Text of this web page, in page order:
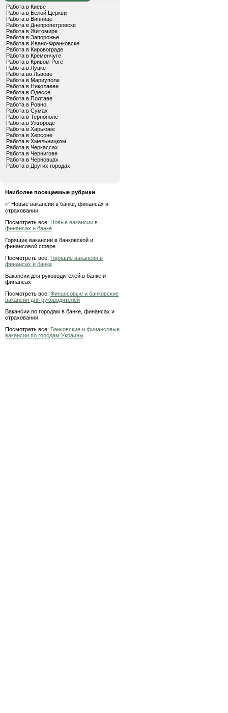
Работа в Киеве
Работа в Белой Церкви
Работа в Виннице
Работа в Днепропетровске
Работа в Житомире
Работа в Запорожье
Работа в Ивано-Франковске
Работа в Кировограде
Работа в Кременчуге
Работа в Кривом Роге
Работа в Луцке
Работа во Львове
Работа в Мариуполе
Работа в Николаеве
Работа в Одессе
Работа в Полтаве
Работа в Ровно
Работа в Сумах
Работа в Тернополе
Работа в Ужгороде
Работа в Харькове
Работа в Херсоне
Работа в Хмельницком
Работа в Черкассах
Работа в Чернигове
Работа в Черновцах
Работа в Других городах
Наиболее посещаемые рубрики
✅ Новые вакансии в банке, финансах и
страховании
Посмотреть все: Новые вакансии в
финансах и банке
Горящие вакансии в банковской и
финансовой сфере
Посмотреть все: Горящие вакансии в
финансах и банке
Вакансии для руководителей в банке и
финансах
Посмотреть все: Финансовые и банковские
вакансии для руководителей
Вакансии по городам в банке, финансах и
страховании
Посмотреть все: Банковские и финансовые
вакансии по городам Украины